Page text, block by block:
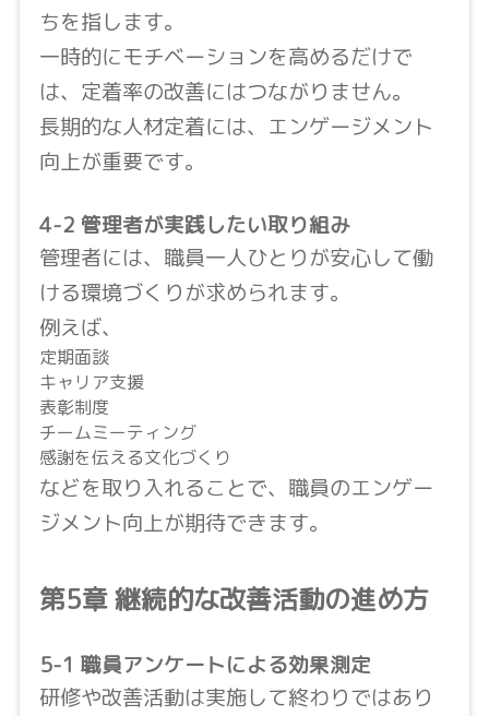
ちを指します。
一時的にモチベーションを高めるだけで
は、定着率の改善にはつながりません。
長期的な人材定着には、エンゲージメント
向上が重要です。
4-2 管理者が実践したい取り組み
管理者には、職員一人ひとりが安心して働
ける環境づくりが求められます。
例えば、
定期面談
キャリア支援
表彰制度
チームミーティング
感謝を伝える文化づくり
などを取り入れることで、職員のエンゲー
ジメント向上が期待できます。
第5章 継続的な改善活動の進め方
5-1 職員アンケートによる効果測定
研修や改善活動は実施して終わりではあり